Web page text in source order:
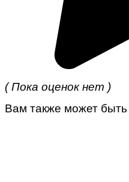
( Пока оценок нет )
Вам также может быть